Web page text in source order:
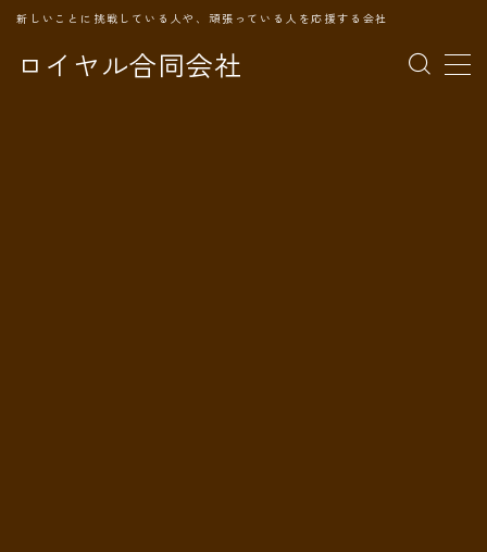
ロイヤル合同会社
新しいことに挑戦している人や、頑張っている人を応援する会社
MENU